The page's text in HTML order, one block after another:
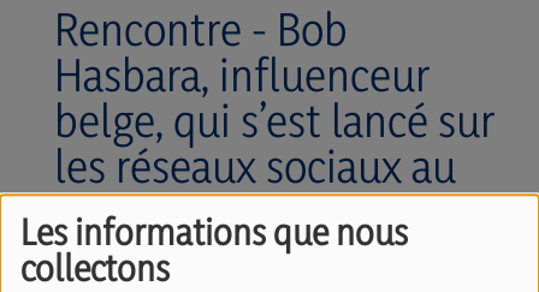
Les informations que nous
collectons
Rencontre - Bob
Hasbara, influenceur
belge, qui s’est lancé sur
les réseaux sociaux au
lendemain du 7/10. Avec
Boris. (01/07/2024)